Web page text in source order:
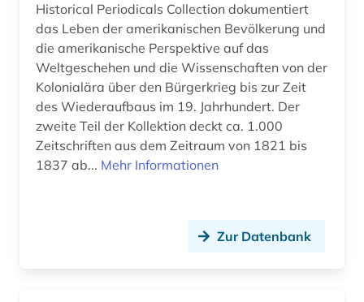
nordische staaten (1)
online-publikation (3)
ostasien (2)
osteuropa (2)
ostkirche (1)
Historical Periodicals Collection dokumentiert
das Leben der amerikanischen Bevölkerung und
die amerikanische Perspektive auf das
Weltgeschehen und die Wissenschaften von der
Kolonialära über den Bürgerkrieg bis zur Zeit
des Wiederaufbaus im 19. Jahrhundert. Der
zweite Teil der Kollektion deckt ca. 1.000
Zeitschriften aus dem Zeitraum von 1821 bis
1837 ab... Mehr Informationen
Zur Datenbank